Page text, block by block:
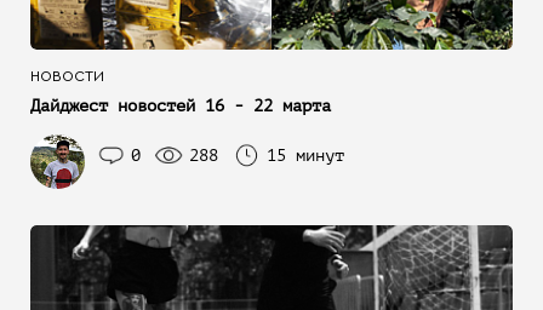
НОВОСТИ
Дайджест новостей 16 - 22 марта
0 288 15 минут